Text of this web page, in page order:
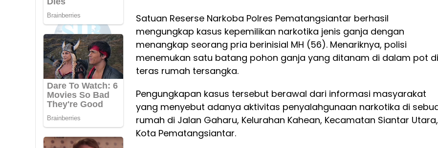
Satuan Reserse Narkoba Polres Pematangsiantar berhasil
mengungkap kasus kepemilikan narkotika jenis ganja dengan
menangkap seorang pria berinisial MH (56). Menariknya, polisi
menemukan satu batang pohon ganja yang ditanam di dalam pot di
teras rumah tersangka.
Pengungkapan kasus tersebut berawal dari informasi masyarakat
yang menyebut adanya aktivitas penyalahgunaan narkotika di
rumah di Jalan Gaharu, Kelurahan Kahean, Kecamatan Siantar Utara,
Kota Pematangsiantar.